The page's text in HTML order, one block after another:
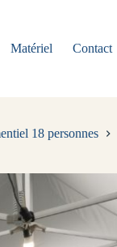
Matériel Contact
18 personnes